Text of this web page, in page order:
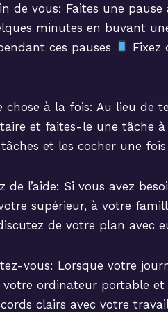
de vous: Faites une
minutes en buvant
ces pauses
Fixez
chose à la fois: Au lieu de
et faites-le une tâche à
et les cocher une fois
de l’aide: Si vous avez
supérieur, à votre
de votre plan avec
vous: Lorsque votre
votre ordinateur portable
clairs avec votre